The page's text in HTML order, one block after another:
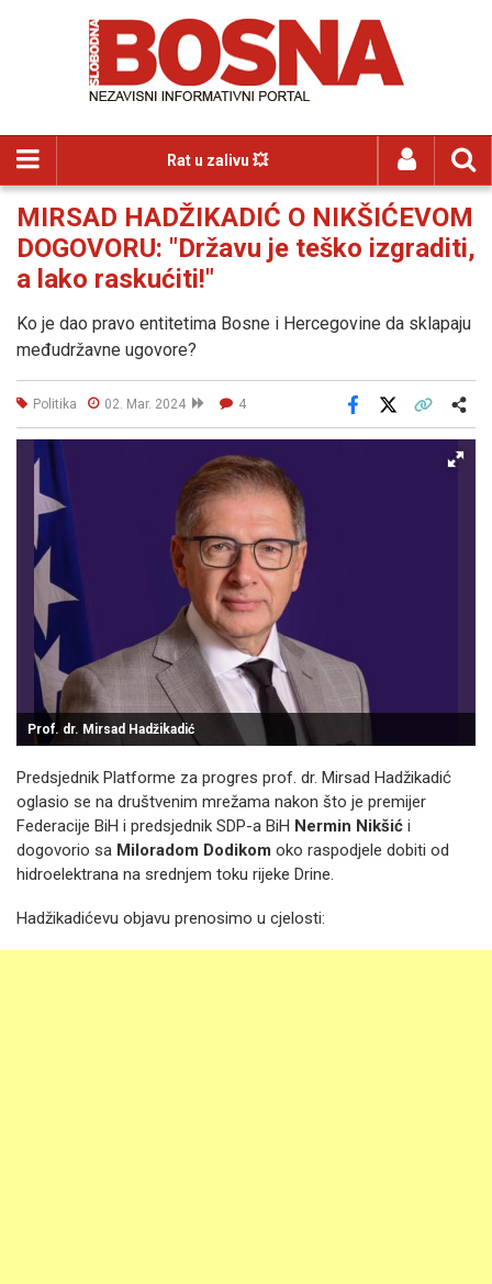
Rat u zalivu 💥
MIRSAD HADŽIKADIĆ O NIKŠIĆEVOM
DOGOVORU: "Državu je teško izgraditi,
a lako raskućiti!"
Ko je dao pravo entitetima Bosne i Hercegovine da sklapaju
međudržavne ugovore?
Politika 02. Mar. 2024 4
Facebook
Prof. dr. Mirsad Hadžikadić
Predsjednik Platforme za progres prof. dr. Mirsad Hadžikadić
oglasio se na društvenim mrežama nakon što je premijer
Federacije BiH i predsjednik SDP-a BiH Nermin Nikšić i
dogovorio sa Miloradom Dodikom oko raspodjele dobiti od
hidroelektrana na srednjem toku rijeke Drine.
Hadžikadićevu objavu prenosimo u cjelosti: